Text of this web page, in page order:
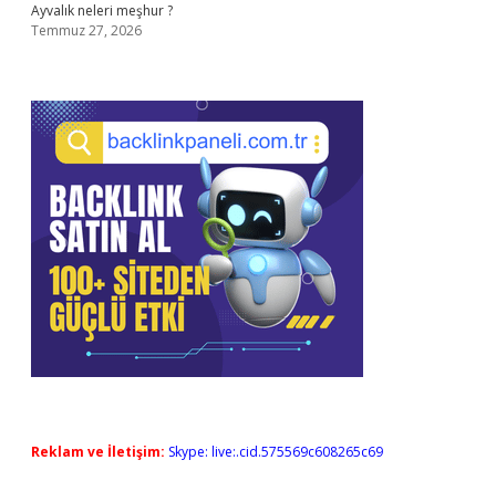
Ayvalık neleri meşhur ?
Temmuz 27, 2026
Reklam ve İletişim: Skype: live:.cid.575569c608265c69